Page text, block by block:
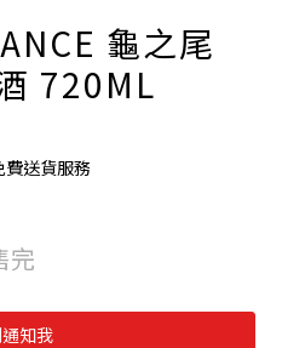
$1000 | 免運費龜之尾
720ML
送貨服務
完
知我